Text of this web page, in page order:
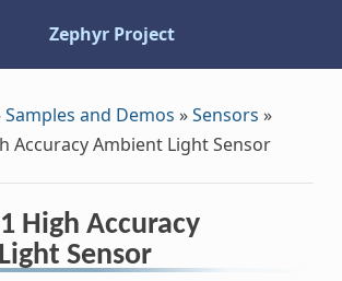
Zephyr Project
Samples and Demos »Sensors »
Accuracy Ambient Light Sensor
High Accuracy
Sensor